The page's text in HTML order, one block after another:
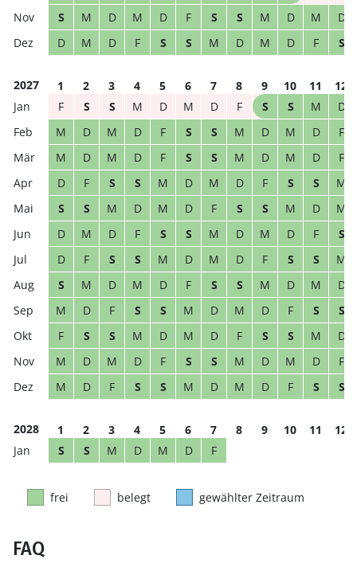
S
M D M D F S S M D M
D
D
M D F S S M D M D F S
2027 1 2 3 4 5 6 7 8 9 10 11
12
F
S S M D M D F S S M
D
M
D M D F S S M D M D
F
M
D M D F S S M D M D
F
D
F S S M D M D F S S
M
S
S M D M D F S S M D
M
D
M D F S S M D M D F
S
D
F S S M D M D F S S
M
S
M D M D F S S M D M
D
M
D F S S M D M D F S
S
F
S S M D M D F S S M
D
M
D M D F S S M D M D
F
M
D F S S M D M D F S S
2028 1 2 3 4 5 6 7 8 9 10 11
12
S
S M D M D F
frei belegt gewählter Zeitraum
FAQ